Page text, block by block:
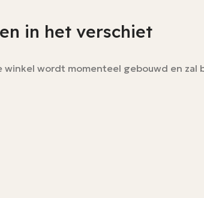
in het verschiet
winkel wordt momenteel gebouwd en zal